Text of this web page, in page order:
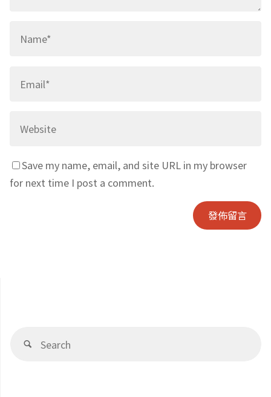
Save my name, email, and site URL in my browser
for next time I post a comment.
Search